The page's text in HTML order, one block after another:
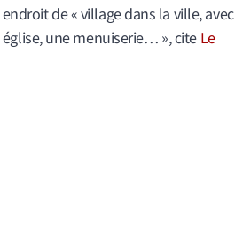
de « village dans la ville, avec
une menuiserie… », citeLe